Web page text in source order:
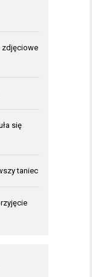
zdjęciowe
się
taniec